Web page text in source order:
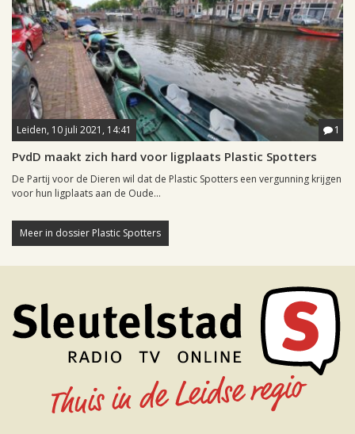
Leiden, 10 juli 2021, 14:41 1
PvdD maakt zich hard voor ligplaats Plastic Spotters
De Partij voor de Dieren wil dat de Plastic Spotters een vergunning krijgen
voor hun ligplaats aan de Oude...
Meer in dossier Plastic Spotters